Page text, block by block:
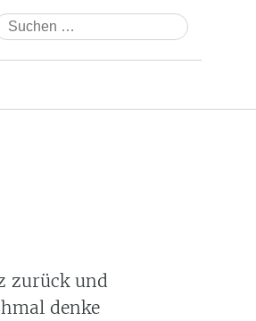
nach:
zurück und
denke